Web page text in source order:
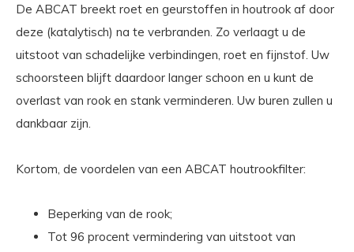
De ABCAT breekt roet en geurstoffen in houtrook af door
deze (katalytisch) na te verbranden. Zo verlaagt u de
uitstoot van schadelijke verbindingen, roet en fijnstof. Uw
schoorsteen blijft daardoor langer schoon en u kunt de
overlast van rook en stank verminderen. Uw buren zullen u
dankbaar zijn.
Kortom, de voordelen van een ABCAT houtrookfilter:
Beperking van de rook;
Tot 96 procent vermindering van uitstoot van